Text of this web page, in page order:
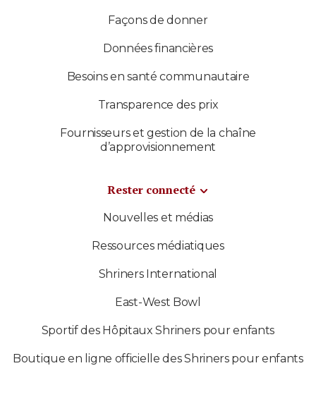
Façons de donner
Données financières
Besoins en santé communautaire
Transparence des prix
Fournisseurs et gestion de la chaîne
d’approvisionnement
Rester connecté
Nouvelles et médias
Ressources médiatiques
Shriners International
East-West Bowl
Sportif des Hôpitaux Shriners pour enfants
Boutique en ligne officielle des Shriners pour enfants